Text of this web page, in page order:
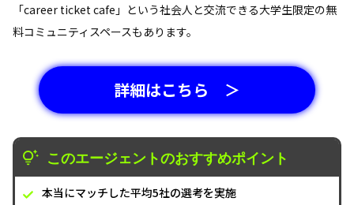
「career ticket cafe」という社会人と交流できる大学生限定の無
料コミュニティスペースもあります。
詳細はこちら ＞
このエージェントのおすすめポイント
本当にマッチした平均5社の選考を実施